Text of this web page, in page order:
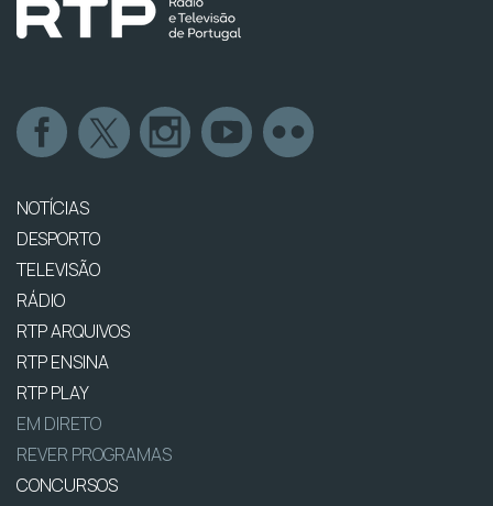
NOTÍCIAS
DESPORTO
TELEVISÃO
RÁDIO
RTP ARQUIVOS
RTP ENSINA
RTP PLAY
EM DIRETO
REVER PROGRAMAS
CONCURSOS